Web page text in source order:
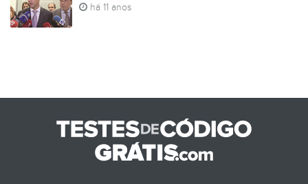
há 11 anos